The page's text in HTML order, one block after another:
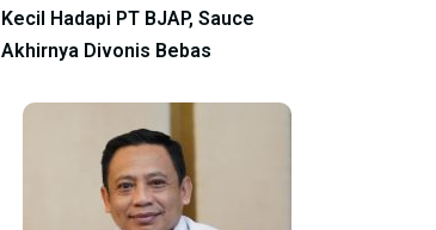
Kecil Hadapi PT BJAP, Sauce
Akhirnya Divonis Bebas